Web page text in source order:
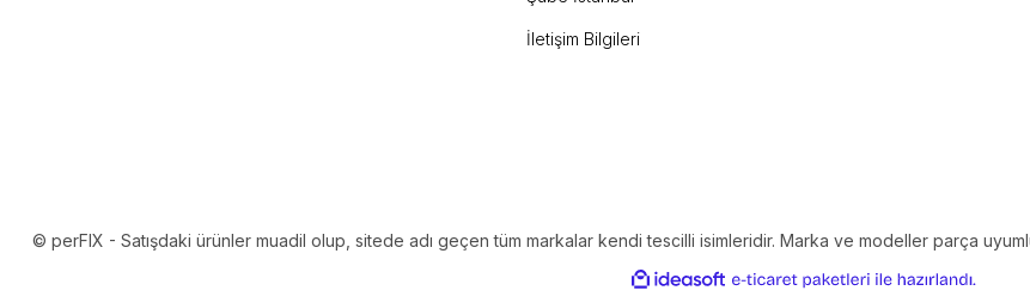
İletişim Bilgileri
© perFIX - Satışdaki ürünler muadil olup, sitede adı geçen tüm markalar kendi tescilli isimleridir. Marka ve modeller parça
ideasoft
e-